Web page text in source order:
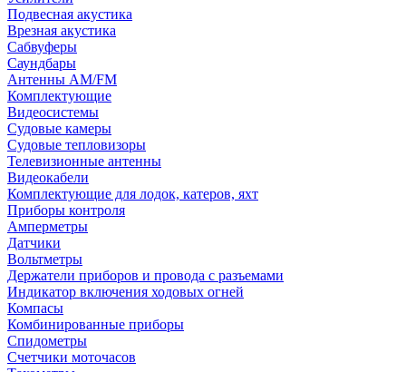
Подвесная акустика
Врезная акустика
Сабвуферы
Саундбары
Антенны AM/FM
Комплектующие
Видеосистемы
Судовые камеры
Cудовые тепловизоры
Телевизионные антенны
Видеокабели
Комплектующие для лодок, катеров, яхт
Приборы контроля
Амперметры
Датчики
Вольтметры
Держатели приборов и провода с разъемами
Индикатор включения ходовых огней
Компасы
Комбинированные приборы
Спидометры
Счетчики моточасов